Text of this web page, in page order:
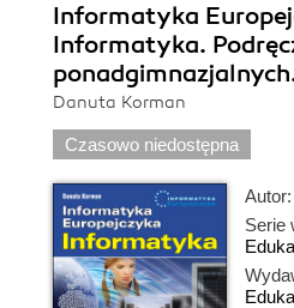
Informatyka
Informatyka.
Danuta Korman
Czasowo niedostępna
Autor:
Serie